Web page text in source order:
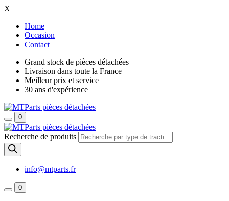
X
Home
Occasion
Contact
Grand stock de pièces détachées
Livraison dans toute la France
Meilleur prix et service
30 ans d'expérience
0
Recherche de produits
info@mtparts.fr
0